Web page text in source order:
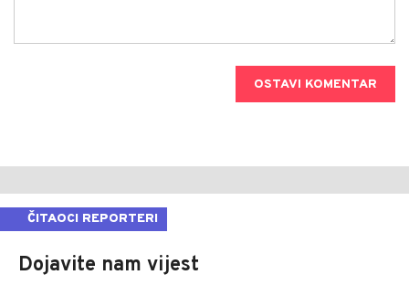
OSTAVI KOMENTAR
ČITAOCI REPORTERI
Dojavite nam vijest